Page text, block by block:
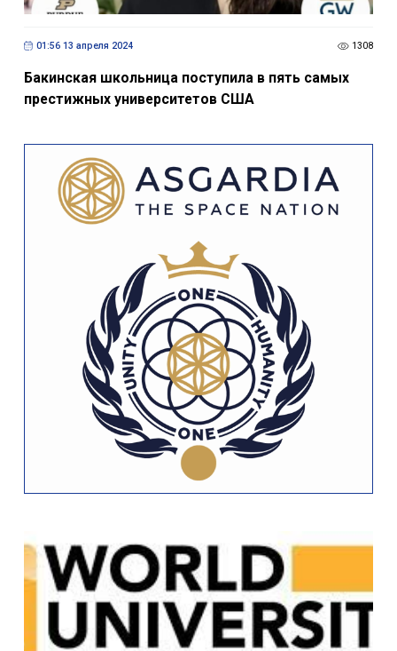
01:56 13 апреля 2024 1308
Бакинская школьница поступила в пять самых
престижных университетов США